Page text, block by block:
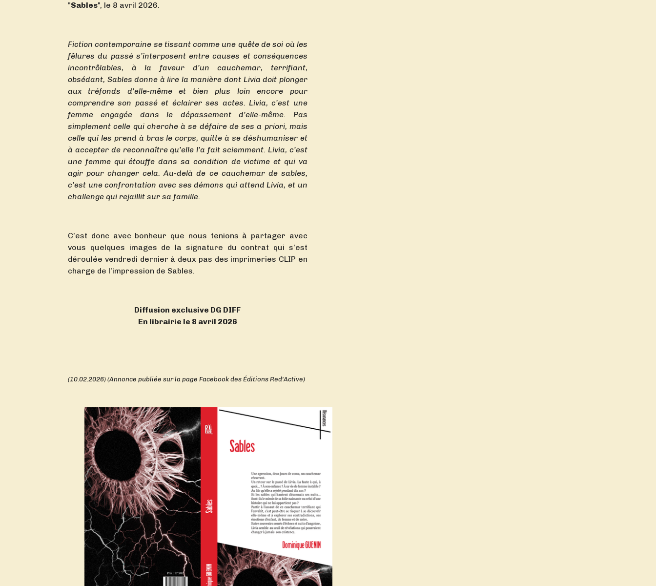
"Sables", le 8 avril 2026.
Fiction contemporaine se tissant comme une quête de soi où les
fêlures du passé s’interposent entre causes et conséquences
incontrôlables, à la faveur d’un cauchemar, terrifiant,
obsédant, Sables donne à lire la manière dont Livia doit plonger
aux tréfonds d’elle-même et bien plus loin encore pour
comprendre son passé et éclairer ses actes. Livia, c’est une
femme engagée dans le dépassement d’elle-même. Pas
simplement celle qui cherche à se défaire de ses a priori, mais
celle qui les prend à bras le corps, quitte à se déshumaniser et
à accepter de reconnaître qu’elle l’a fait sciemment. Livia, c’est
une femme qui étouffe dans sa condition de victime et qui va
agir pour changer cela. Au-delà de ce cauchemar de sables,
c’est une confrontation avec ses démons qui attend Livia, et un
challenge qui rejaillit sur sa famille.
C’est donc avec bonheur que nous tenions à partager avec
vous quelques images de la signature du contrat qui s’est
déroulée vendredi dernier à deux pas des imprimeries CLIP en
charge de l’impression de Sables.
Diffusion exclusive DG DIFF
En librairie le 8 avril 2026
(10.02.2026) (Annonce publiée sur la page Facebook des Éditions Red'Active)